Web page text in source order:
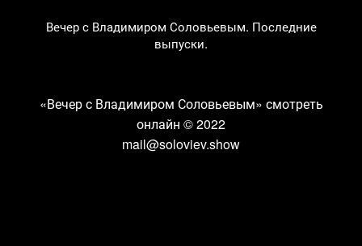
Вечер с Владимиром Соловьевым. Последние
выпуски.
«Вечер с Владимиром Соловьевым» смотреть
онлайн © 2022
mail@soloviev.show